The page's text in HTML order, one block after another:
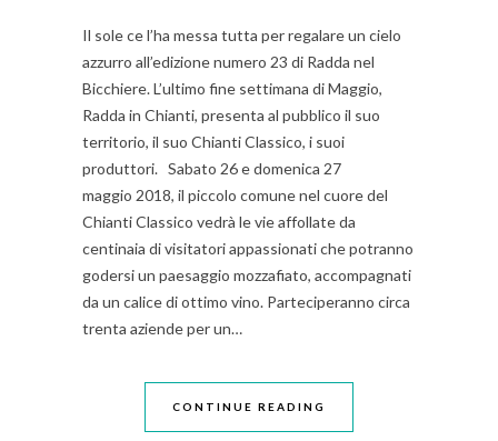
Il sole ce l’ha messa tutta per regalare un cielo
azzurro all’edizione numero 23 di Radda nel
Bicchiere. L’ultimo fine settimana di Maggio,
Radda in Chianti, presenta al pubblico il suo
territorio, il suo Chianti Classico, i suoi
produttori. Sabato 26 e domenica 27
maggio 2018, il piccolo comune nel cuore del
Chianti Classico vedrà le vie affollate da
centinaia di visitatori appassionati che potranno
godersi un paesaggio mozzafiato, accompagnati
da un calice di ottimo vino. Parteciperanno circa
trenta aziende per un…
CONTINUE READING